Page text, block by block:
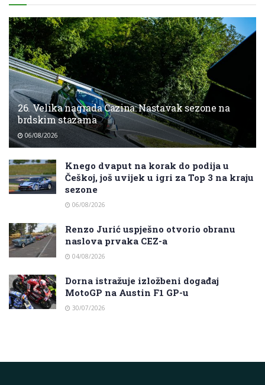
26. Velika nagrada Cazina: Nastavak sezone na
brdskim stazama
06/08/2026
Knego dvaput na korak do podija u
Češkoj, još uvijek u igri za Top 3 na kraju
sezone
06/08/2026
Renzo Jurić uspješno otvorio obranu
naslova prvaka CEZ-a
04/08/2026
Dorna istražuje izložbeni događaj
MotoGP na Austin F1 GP-u
30/07/2026